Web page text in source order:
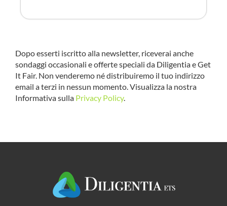
Dopo esserti iscritto alla newsletter, riceverai anche
sondaggi occasionali e offerte speciali da Diligentia e Get
It Fair. Non venderemo né distribuiremo il tuo indirizzo
email a terzi in nessun momento. Visualizza la nostra
Informativa sulla Privacy Policy.